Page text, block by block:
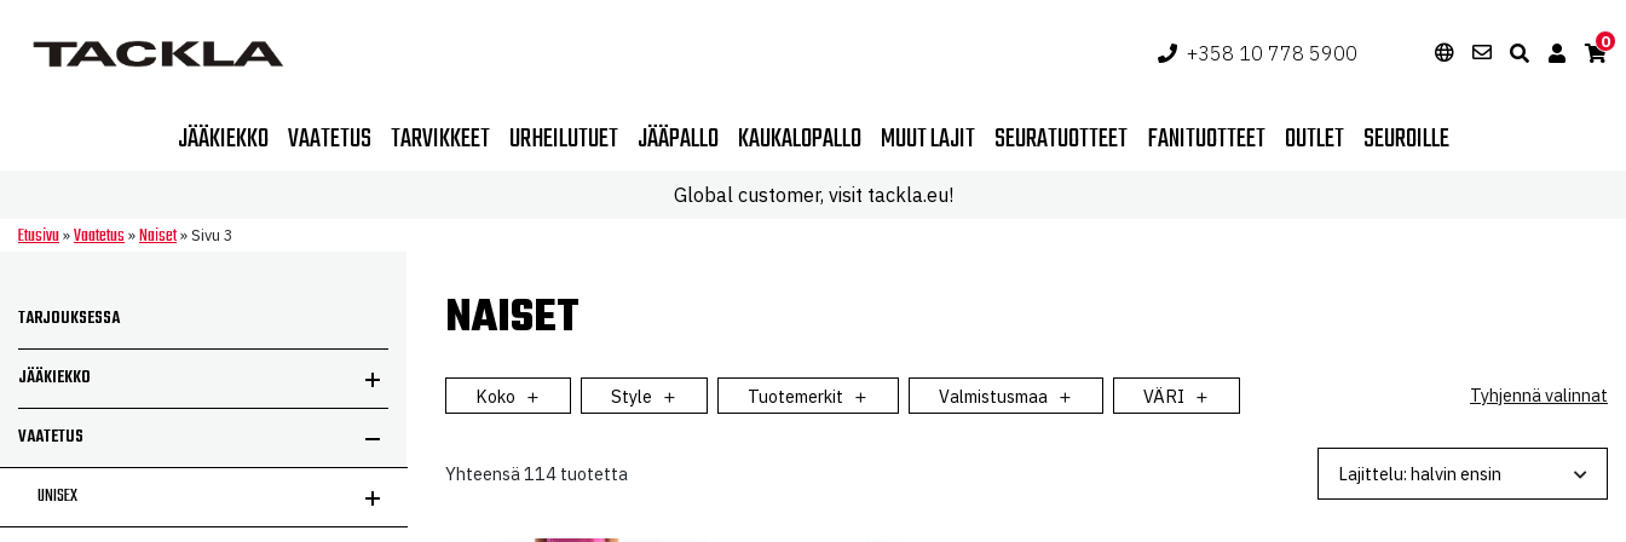
+358 10 778 5900 0
JÄÄKIEKKO VAATETUS TARVIKKEET URHEILUTUET JÄÄPALLO KAUKALOPALLO MUUT LAJIT SEURATUOTTEET FANITUOTTEET OUTLET SEUROILLE
Global customer, visit tackla.eu!
Etusivu»Vaatetus»Naiset»Sivu 3
TARJOUKSESSA
JÄÄKIEKKO
VAATETUS
UNISEX
NAISET
Koko Style Tuotemerkit Valmistusmaa VÄRI Tyhjennä valinnat
Yhteensä 114 tuotetta